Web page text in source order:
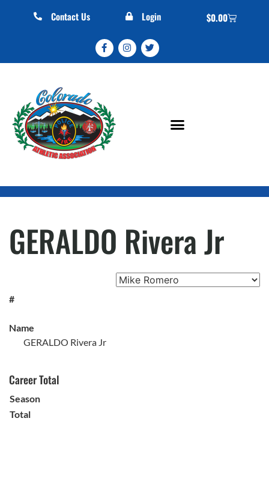
Contact Us Login $0.00
GERALDO Rivera Jr
#
Name
GERALDO Rivera Jr
Career Total
Season
Total